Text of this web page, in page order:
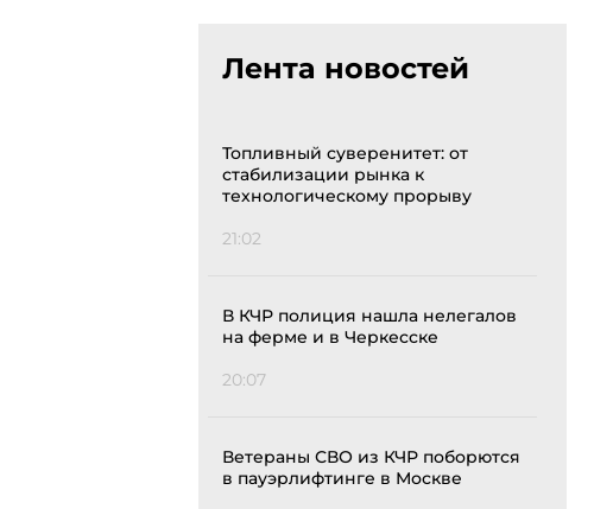
Лента новостей
Топливный суверенитет: от
стабилизации рынка к
технологическому прорыву
21:02
В КЧР полиция нашла нелегалов
на ферме и в Черкесске
20:07
Ветераны СВО из КЧР поборются
в пауэрлифтинге в Москве